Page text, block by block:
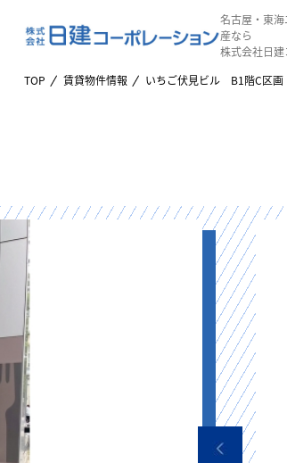
名古屋・東
産なら
株式会社日
TOP 賃貸物件情報 いちご伏見ビル B1階C区画